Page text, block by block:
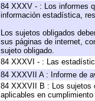
84 XXXV - : Los informes
información estadística,
Los sujetos obligados
sus páginas de internet,
sujeto obligado.
84 XXXVI - : Las
84 XXXVII A : Informe de
84 XXXVII B : Los sujetos
aplicables en